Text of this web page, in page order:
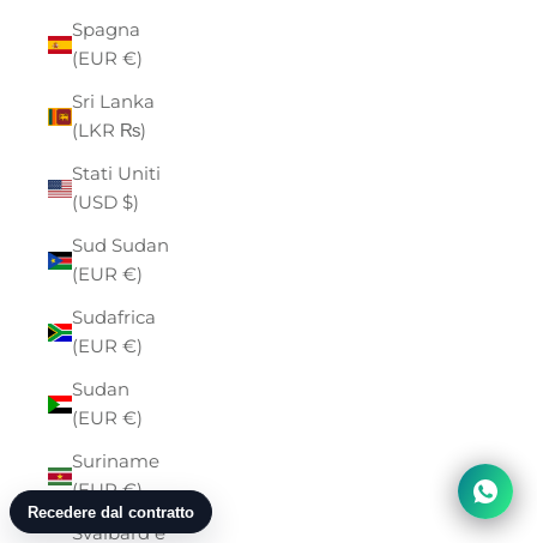
Spagna
(EUR €)
Sri Lanka
(LKR ₨)
Stati Uniti
(USD $)
Sud Sudan
(EUR €)
Sudafrica
(EUR €)
Sudan
(EUR €)
Suriname
(EUR €)
Svalbard e